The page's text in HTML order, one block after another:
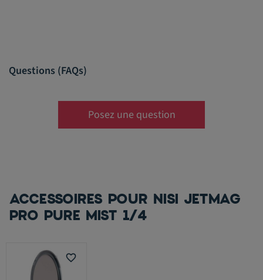
Questions (FAQs)
Posez une question
ACCESSOIRES POUR NISI JETMAG
PRO PURE MIST 1/4
favorite_border